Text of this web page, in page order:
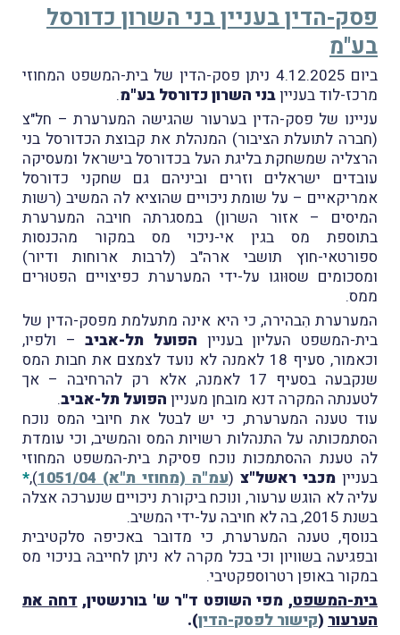
פסק-הדין בעניין בני השרון כדורסל
בע"מ
ביום 4.12.2025 ניתן פסק-הדין של בית-המשפט המחוזי
מרכז-לוד בענייןבני השרון כדורסל בע"מ.
עניינו של פסק-הדין בערעור שהגישה המערערת – חל"צ
(חברה לתועלת הציבור) המנהלת את קבוצת הכדורסל בני
הרצליה שמשחקת בליגת העל בכדורסל בישראל ומעסיקה
עובדים ישראלים וזרים וביניהם גם שחקני כדורסל
אמריקאיים – על שומת ניכויים שהוציא לה המשיב (רשות
המיסים – אזור השרון) במסגרתה חויבה המערערת
בתוספת מס בגין אי-ניכוי מס במקור מהכנסות
ספורטאי-חוץ תושבי ארה"ב (לרבות ארוחות ודיור)
ומסכומים שסוּוגו על-ידי המערערת כפיצויים הפטוּרים
ממס.
המערערת הִבהירה, כי היא אינה מתעלמת מפסק-הדין של
בית-המשפט העליון בעניין הפועל תל-אביב – ולפיו,
וכאמור, סעיף 18 לאמנה לא נועד לצמצם את חבות המס
שנקבעה בסעיף 17 לאמנה, אלא רק להרחיבה – אך
לטענתה המקרה דנא מובחן מעניין הפועל תל-אביב.
עוד טענה המערערת, כי יש לבטל את חיובי המס נוכח
הסתמכותה על התנהלות רשויות המס והמשיב, וכי עומדת
לה טענת ההסתמכות נוכח פסיקת בית-המשפט המחוזי
בעניין מכבי ראשל"צ (עמ"ה (מחוזי ת"א) 1051/04 ),
*
עליה לא הוגש ערעור, ונוכח ביקורת ניכויים שנערכה אצלה
בשנת 2015, בה לא חויבה על-ידי המשיב.
בנוסף, טענה המערערת, כי מדובר באכיפה סלקטיבית
ובפגיעה בשוויון וכי בכל מקרה לא ניתן לחייבהּ בניכוי מס
במקור באופן רטרוספקטיבי.
בית-המשפט, מפי השופט ד"ר ש' בורנשטין, דחה את
הערעור (קישור לפסק-הדין).